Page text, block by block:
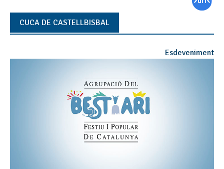
CUCA DE CASTELLBISBAL
Esdeveniment